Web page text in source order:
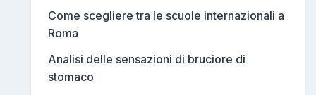
Come scegliere tra le scuole internazionali a
Roma
Analisi delle sensazioni di bruciore di
stomaco